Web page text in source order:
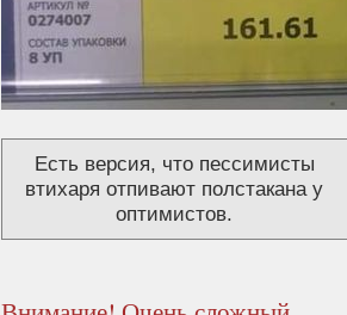
Есть версия, что пессимисты
втихаря отпивают полстакана у
оптимистов.